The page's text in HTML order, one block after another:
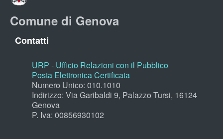
Comune di Genova
Contatti
URP - Ufficio Relazioni con il Pubblico
Posta Elettronica Certificata
Numero Unico: 010.1010
Indirizzo: Via Garibaldi 9, Palazzo Tursi, 16124
Genova
P. Iva: 00856930102